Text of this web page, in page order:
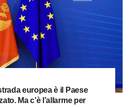
europea è il Paese
Ma c’è l’allarme per